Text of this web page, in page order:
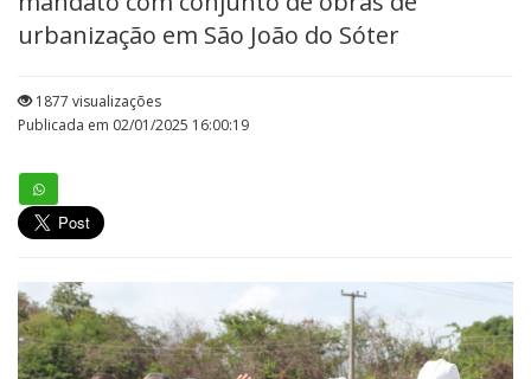
urbanização em São João do Sóter
1877 visualizações
Publicada em 02/01/2025 16:00:19